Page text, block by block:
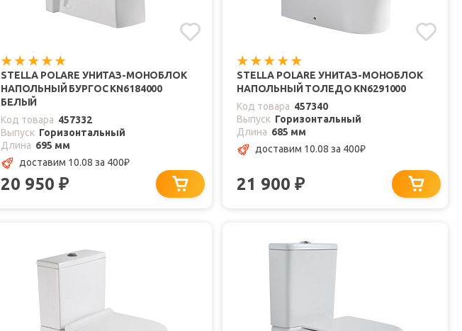
STELLA POLARE УНИТАЗ-МОНОБЛОК
НАПОЛЬНЫЙ БУРГОС KN6184000
БЕЛЫЙ
Код товара 457332
Выпуск Горизонтальный
Длина 695 мм
доставим 10.08 за 400₽
20 950 ₽
STELLA POLARE УНИТАЗ-МОНОБЛОК
НАПОЛЬНЫЙ ТОЛЕДО KN6291000
Код товара 457340
Выпуск Горизонтальный
Длина 685 мм
доставим 10.08 за 400₽
21 900 ₽